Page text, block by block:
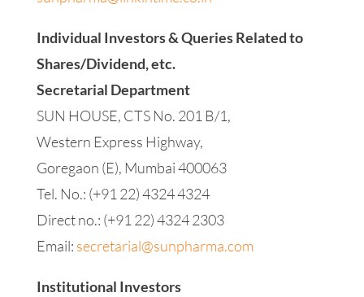
Individual Investors & Queries Related to
Shares/Dividend, etc.
Secretarial Department
SUN HOUSE, CTS No. 201 B/1,
Western Express Highway,
Goregaon (E), Mumbai 400063
Tel. No.: (+91 22) 4324 4324
Direct no.: (+91 22) 4324 2303
Email: secretarial@sunpharma.com
Institutional Investors